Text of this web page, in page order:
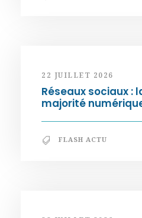
22 JUILLET 2026
Réseaux sociaux :
majorité
FLASH ACTU